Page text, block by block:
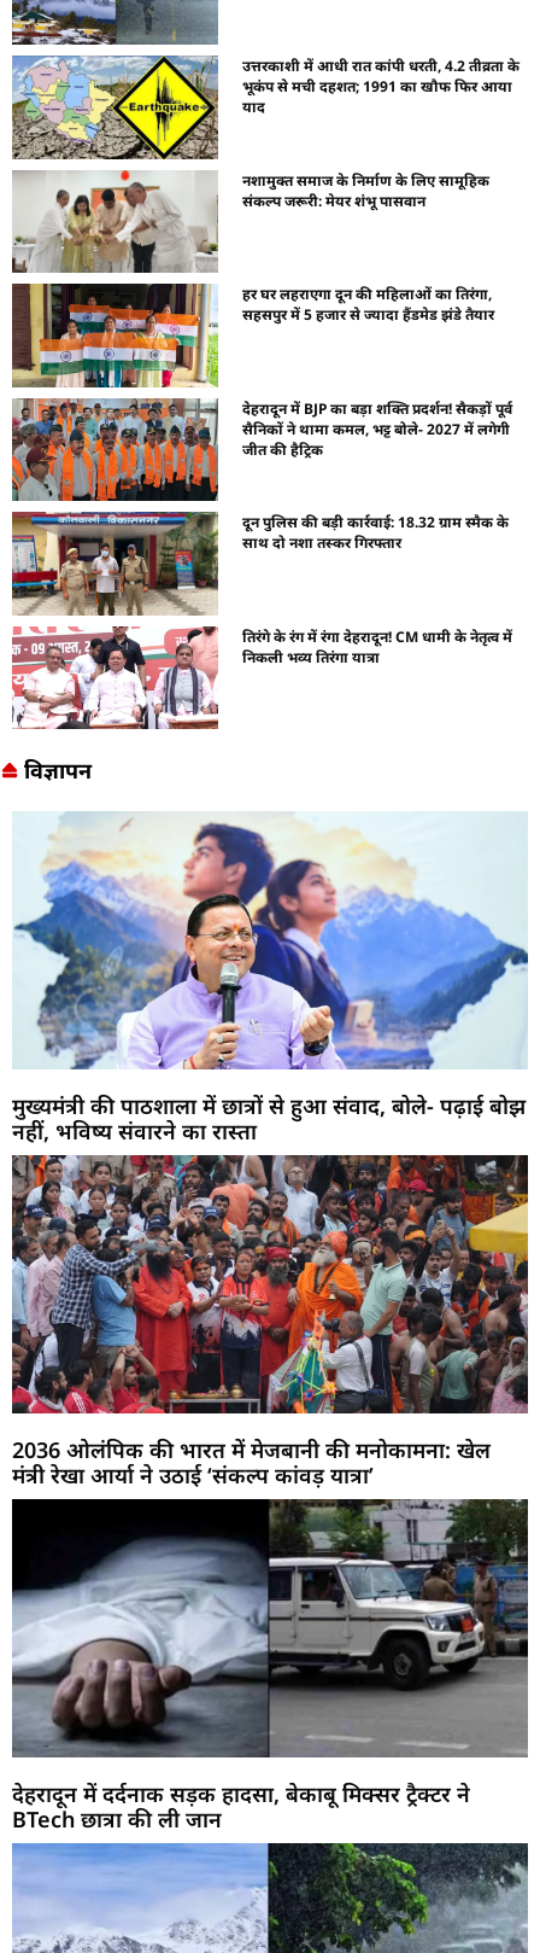
उत्तरकाशी में आधी रात कांपी धरती, 4.2 तीव्रता के
भूकंप से मची दहशत; 1991 का खौफ फिर आया
याद
नशामुक्त समाज के निर्माण के लिए सामूहिक
संकल्प जरूरी: मेयर शंभू पासवान
हर घर लहराएगा दून की महिलाओं का तिरंगा,
सहसपुर में 5 हजार से ज्यादा हैंडमेड झंडे तैयार
देहरादून में BJP का बड़ा शक्ति प्रदर्शन! सैकड़ों पूर्व
सैनिकों ने थामा कमल, भट्ट बोले- 2027 में लगेगी
जीत की हैट्रिक
दून पुलिस की बड़ी कार्रवाई: 18.32 ग्राम स्मैक के
साथ दो नशा तस्कर गिरफ्तार
तिरंगे के रंग में रंगा देहरादून! CM धामी के नेतृत्व में
निकली भव्य तिरंगा यात्रा
विज्ञापन
मुख्यमंत्री की पाठशाला में छात्रों से हुआ संवाद, बोले- पढ़ाई बोझ
नहीं, भविष्य संवारने का रास्ता
2036 ओलंपिक की भारत में मेजबानी की मनोकामना: खेल
मंत्री रेखा आर्या ने उठाई ‘संकल्प कांवड़ यात्रा’
देहरादून में दर्दनाक सड़क हादसा, बेकाबू मिक्सर ट्रैक्टर ने
BTech छात्रा की ली जान